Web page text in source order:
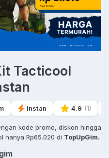
Tacticool
Instan 4.9 (1)
kode promo, diskon hingga
hanya Rp65.020 di TopUpGim.